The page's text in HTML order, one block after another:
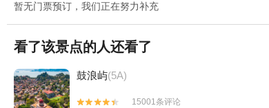
暂无门票预订，我们正在努力补充
看了该景点的人还看了
鼓浪屿(5A)


15001条评论